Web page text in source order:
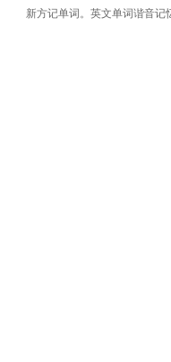
新方记单词。英文单词谐音